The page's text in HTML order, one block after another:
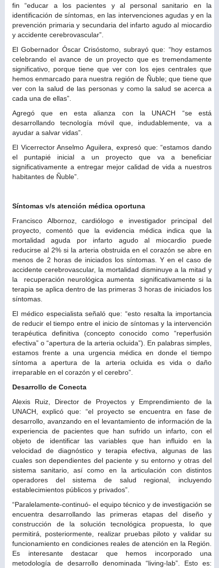
fin “educar a los pacientes y al personal sanitario en la
identificación de síntomas, en las intervenciones agudas y en la
prevención primaria y secundaria del infarto agudo al miocardio
y accidente cerebrovascular”.
El Gobernador Óscar Crisóstomo, subrayó que: “hoy estamos
celebrando el avance de un proyecto que es tremendamente
significativo, porque tiene que ver con los ejes centrales que
hemos enmarcado para nuestra región de Ñuble; que tiene que
ver con la salud de las personas y como la salud se acerca a
cada una de ellas”.
Agregó que en esta alianza con la UNACH “se está
desarrollando tecnología móvil que, indudablemente, va a
ayudar a salvar vidas”.
El Vicerrector Anselmo Aguilera, expresó que: “estamos dando
el puntapié inicial a un proyecto que va a beneficiar
significativamente a entregar mejor calidad de vida a nuestros
habitantes de Ñuble”.
Síntomas v/s atención médica oportuna
Francisco Albornoz, cardiólogo e investigador principal del
proyecto, comentó que la evidencia médica indica que la
mortalidad aguda por infarto agudo al miocardio puede
reducirse al 2% si la arteria obstruida en el corazón se abre en
menos de 2 horas de iniciados los síntomas. Y en el caso de
accidente cerebrovascular, la mortalidad disminuye a la mitad y
la recuperación neurológica aumenta significativamente si la
terapia se aplica dentro de las primeras 3 horas de iniciados los
síntomas.
El médico especialista señaló que: “esto resalta la importancia
de reducir el tiempo entre el inicio de síntomas y la intervención
terapéutica definitiva (concepto conocido como “reperfusión
efectiva” o “apertura de la arteria ocluida”). En palabras simples,
estamos frente a una urgencia médica en donde el tiempo
síntoma a apertura de la arteria ocluida es vida o daño
irreparable en el corazón y el cerebro”.
Desarrollo de Conecta
Alexis Ruiz, Director de Proyectos y Emprendimiento de la
UNACH, explicó que: “el proyecto se encuentra en fase de
desarrollo, avanzando en el levantamiento de información de la
experiencia de pacientes que han sufrido un infarto, con el
objeto de identificar las variables que han influido en la
velocidad de diagnóstico y terapia efectiva, algunas de las
cuales son dependientes del paciente y su entorno y otras del
sistema sanitario, así como en la articulación con distintos
operadores del sistema de salud regional, incluyendo
establecimientos públicos y privados”.
“Paralelamente-continuó- el equipo técnico y de investigación se
encuentra desarrollando las primeras etapas del diseño y
construcción de la solución tecnológica propuesta, lo que
permitirá, posteriormente, realizar pruebas piloto y validar su
funcionamiento en condiciones reales de atención en la Región.
Es interesante destacar que hemos incorporado una
metodología de desarrollo denominada “living-lab”. Esto es: